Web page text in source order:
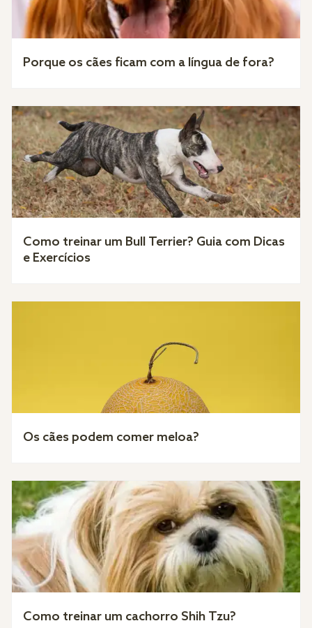
Porque os cães ficam com a língua de fora?
Como treinar um Bull Terrier? Guia com Dicas
e Exercícios
Os cães podem comer meloa?
Como treinar um cachorro Shih Tzu?